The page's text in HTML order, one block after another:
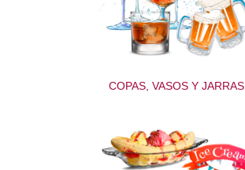
COPAS, VASOS Y JARRAS